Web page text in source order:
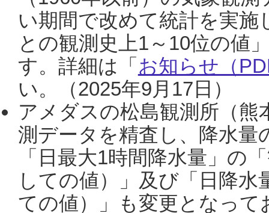
い期間で改めて統計を実
との観測史上1～10位の値
す。詳細は「 お知らせ（
い。（2025年9月17日）
アメダスの松島観測所（熊
測データを精査し、降水
「日最大1時間降水量」の
しての値）」及び「日降
ての値）」も変更となっ